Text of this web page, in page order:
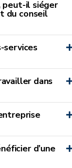
peut-il siéger
du conseil
services
dans
d’une